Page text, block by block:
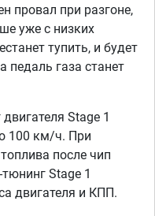
провал при разгоне,
уже с низких
тупить, и будет
педаль газа станет
Stage 1
100 км/ч. При
после чип
Stage 1
двигателя и КПП.